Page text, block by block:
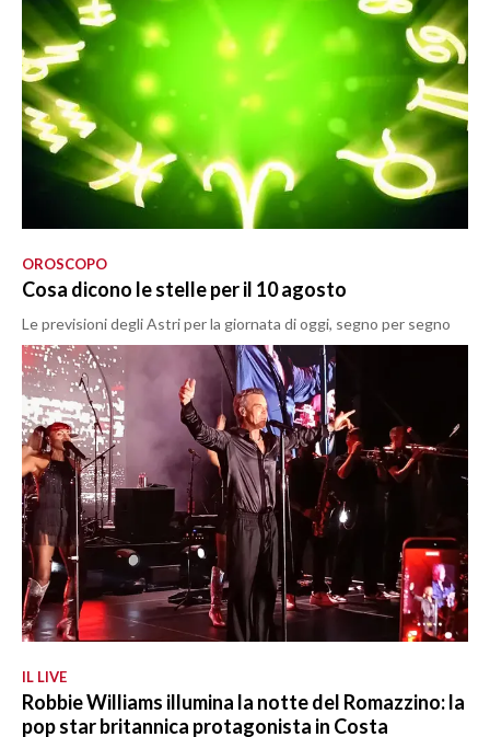
OROSCOPO
Cosa dicono le stelle per il 10 agosto
Le previsioni degli Astri per la giornata di oggi, segno per segno
IL LIVE
Robbie Williams illumina la notte del Romazzino: la
pop star britannica protagonista in Costa